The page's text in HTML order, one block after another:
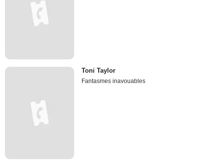
Toni Taylor
Fantasmes inavouables